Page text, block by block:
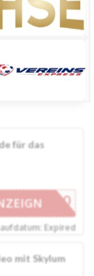
für das
APRTD10
Expired
mit Skylum